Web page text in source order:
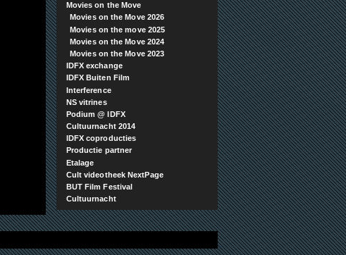
Movies on the Move
Movies on the Move 2026
Movies on the move 2025
Movies on the Move 2024
Movies on the Move 2023
IDFX exchange
IDFX Buiten Film
Interference
NS vitrines
Podium @ IDFX
Cultuurnacht 2014
IDFX coproducties
Productie partner
Etalage
Cult videotheek NextPage
BUT Film Festival
Cultuurnacht